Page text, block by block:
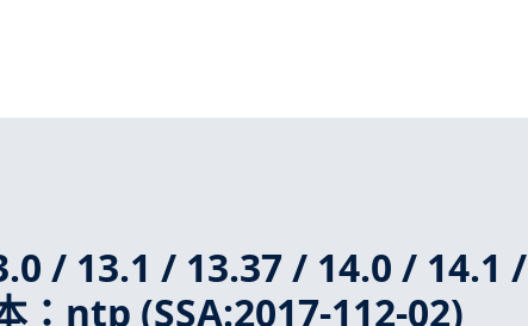
/ 13.1 / 13.37 / 14.0 / 14.1 /
：ntp (SSA:2017-112-02)